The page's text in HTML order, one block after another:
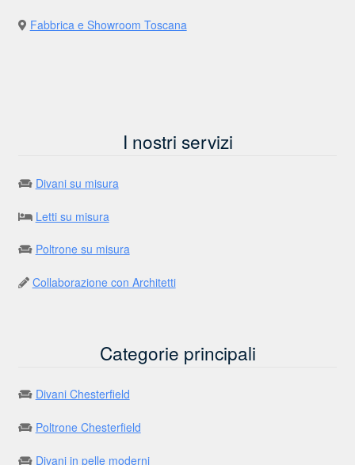
Fabbrica e Showroom Toscana
I nostri servizi
Divani su misura
Letti su misura
Poltrone su misura
Collaborazione con Architetti
Categorie principali
Divani Chesterfield
Poltrone Chesterfield
Divani in pelle moderni